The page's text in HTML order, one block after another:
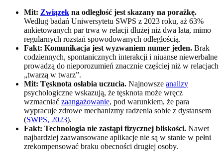
Mit: Związek na odległość jest skazany na porażkę.
Według badań Uniwersytetu SWPS z 2023 roku, aż 63%
ankietowanych par trwa w relacji dłużej niż dwa lata, mimo
regularnych rozstań spowodowanych odległością.
Fakt: Komunikacja jest wyzwaniem numer jeden. Brak
codziennych, spontanicznych interakcji i niuanse niewerbalne
prowadzą do nieporozumień znacznie częściej niż w relacjach
„twarzą w twarz”.
Mit: Tęsknota osłabia uczucia. Najnowsze analizy
psychologiczne wskazują, że tęsknota może wręcz
wzmacniać zaangażowanie, pod warunkiem, że para
wypracuje zdrowe mechanizmy radzenia sobie z dystansem
(SWPS, 2023).
Fakt: Technologia nie zastąpi fizycznej bliskości. Nawet
najbardziej zaawansowane aplikacje nie są w stanie w pełni
zrekompensować braku obecności drugiej osoby.